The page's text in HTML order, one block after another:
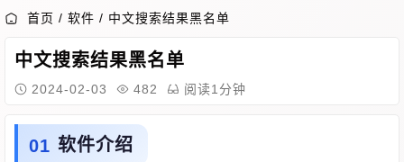
首页 / 软件 / 中文搜索结果黑名单
中文搜索结果黑名单
2024-02-03 482 阅读1分钟
软件介绍